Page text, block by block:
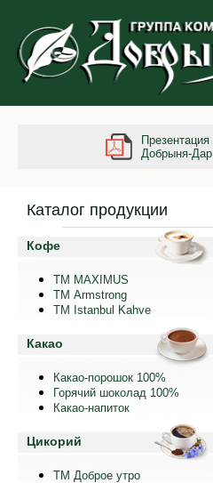
Презентация
Добрыня-Дар
Каталог продукции
Кофе
ТМ MAXIMUS
ТМ Armstrong
TM Istanbul Kahve
Какао
Какао-порошок 100%
Горячий шоколад 100%
Какао-напиток
Цикорий
ТМ Доброе утро